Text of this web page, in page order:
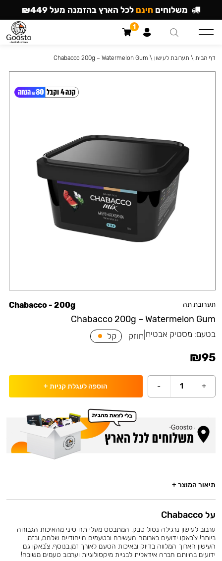
תערובת תה
Chabacco 200g – Watermelon Gum
Chabacco - 200g
בטעם: מסטיק אבטיח חוזק קל
₪95
+
1
- הוספה לעגלת קניות +
דף הבית \ תערובת לעישון \
Chabacco 200g – Watermelon Gum
תיאור המוצר +
על Chabacco
ערבוב לעישון נרגילה נטול טבק, המתבסס מעלי תה סיני מהאיכות הגבוהה
ביותר! צ’באקו ידועים בארומה העשירה ובטעמים הייחודיים שלהם, ובזמן
העישון הארוך המלווה בדיוק ובאיכות הטעם לאורך זמן.בנוסף, צ’באקו גם
ידועים בהיותם חברה אידאלית לבניית מיקסולוגיות וערבוב טעמים משובח!
משלוחים חינם לכל הארץ בהזמנה מעל ₪449
1